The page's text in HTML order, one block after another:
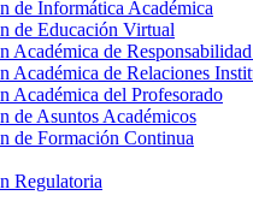
de Informática Académica
de Educación Virtual
Académica de
Académica de Relaciones
Académica del Profesorado
de Asuntos Académicos
de Formación Continua
Regulatoria